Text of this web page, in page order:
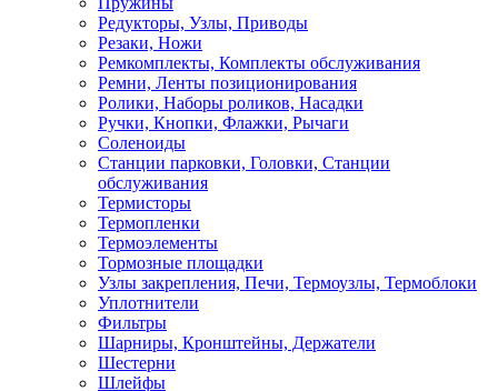
Редукторы, Узлы, Приводы
Резаки, Ножи
Ремкомплекты, Комплекты обслуживания
Ремни, Ленты позиционирования
Ролики, Наборы роликов, Насадки
Ручки, Кнопки, Флажки, Рычаги
Соленоиды
Станции парковки, Головки, Станции
обслуживания
Термисторы
Термопленки
Термоэлементы
Тормозные площадки
Узлы закрепления, Печи, Термоузлы, Термоблоки
Уплотнители
Фильтры
Шарниры, Кронштейны, Держатели
Шестерни
Шлейфы